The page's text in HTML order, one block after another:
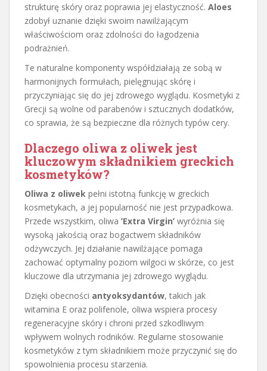
strukturę skóry oraz poprawia jej elastyczność. Aloes
zdobył uznanie dzięki swoim nawilżającym
właściwościom oraz zdolności do łagodzenia
podrażnień.
Te naturalne komponenty współdziałają ze sobą w
harmonijnych formułach, pielęgnując skórę i
przyczyniając się do jej zdrowego wyglądu. Kosmetyki z
Grecji są wolne od parabenów i sztucznych dodatków,
co sprawia, że są bezpieczne dla różnych typów cery.
Dlaczego oliwa z oliwek jest
kluczowym składnikiem greckich
kosmetyków?
Oliwa z oliwek pełni istotną funkcję w greckich
kosmetykach, a jej popularność nie jest przypadkowa.
Przede wszystkim, oliwa ’Extra Virgin’ wyróżnia się
wysoką jakością oraz bogactwem składników
odżywczych. Jej działanie nawilżające pomaga
zachować optymalny poziom wilgoci w skórze, co jest
kluczowe dla utrzymania jej zdrowego wyglądu.
Dzięki obecności antyoksydantów, takich jak
witamina E oraz polifenole, oliwa wspiera procesy
regeneracyjne skóry i chroni przed szkodliwym
wpływem wolnych rodników. Regularne stosowanie
kosmetyków z tym składnikiem może przyczynić się do
spowolnienia procesu starzenia.